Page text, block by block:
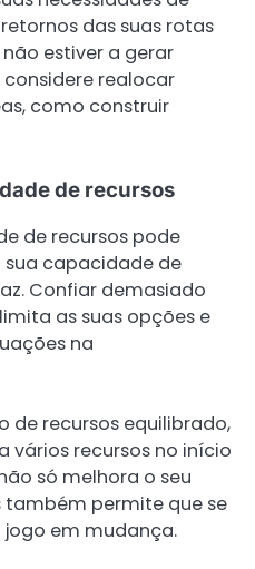
das suas rotas
estiver a gerar
realocar
como construir
de recursos
de recursos pode
capacidade de
Confiar demasiado
as suas opções e
na
de recursos equilibrado,
vários recursos no início
só melhora o seu
permite que se
em mudança.